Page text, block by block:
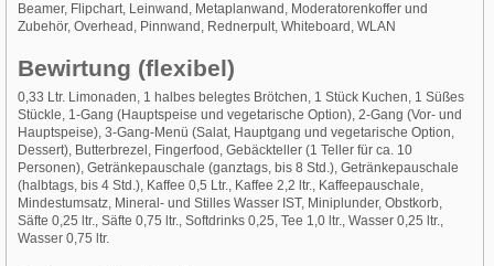
Beamer, Flipchart, Leinwand, Metaplanwand, Moderatorenkoffer und
Zubehör, Overhead, Pinnwand, Rednerpult, Whiteboard, WLAN
Bewirtung (flexibel)
0,33 Ltr. Limonaden, 1 halbes belegtes Brötchen, 1 Stück Kuchen, 1 Süßes
Stückle, 1-Gang (Hauptspeise und vegetarische Option), 2-Gang (Vor- und
Hauptspeise), 3-Gang-Menü (Salat, Hauptgang und vegetarische Option,
Dessert), Butterbrezel, Fingerfood, Gebäckteller (1 Teller für ca. 10
Personen), Getränkepauschale (ganztags, bis 8 Std.), Getränkepauschale
(halbtags, bis 4 Std.), Kaffee 0,5 Ltr., Kaffee 2,2 ltr., Kaffeepauschale,
Mindestumsatz, Mineral- und Stilles Wasser IST, Miniplunder, Obstkorb,
Säfte 0,25 ltr., Säfte 0,75 ltr., Softdrinks 0,25, Tee 1,0 ltr., Wasser 0,25 ltr.,
Wasser 0,75 ltr.